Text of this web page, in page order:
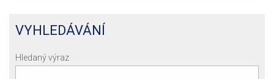
VYHLEDÁVÁNÍ
Hledaný výraz